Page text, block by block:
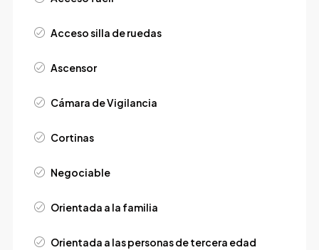
Acceso silla de ruedas
Ascensor
Cámara de Vigilancia
Cortinas
Negociable
Orientada a la familia
Orientada a las personas de tercera edad